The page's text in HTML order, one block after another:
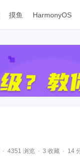
摸鱼 HarmonyOS
4351 浏览 3 收藏 14